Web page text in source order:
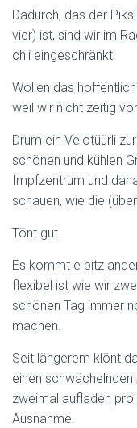
Dadurch, das der
vier) ist, sind wir im
chli eingeschränkt.
Wollen das
weil wir nicht zeitig
Drum ein Velotüürli
schönen und kühlen
Impfzentrum und
schauen, wie die
Tönt gut.
Es kommt e bitz
flexibel ist wie wir
schönen Tag immer
machen.
Seit längerem klönt
einen
zweimal aufladen pro
Ausnahme.